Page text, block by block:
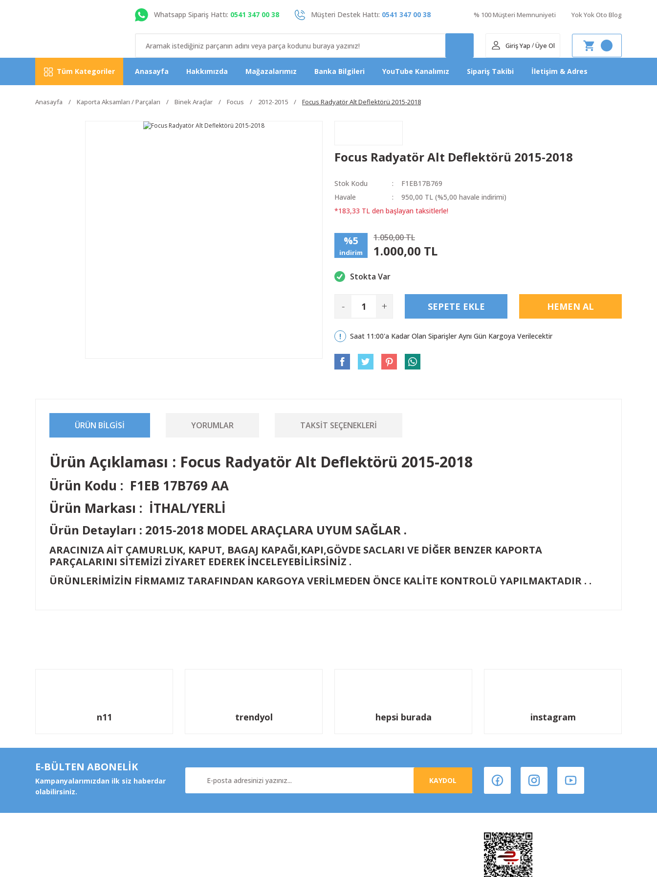
Whatsapp Sipariş Hattı: 0541 347 00 38 Müşteri Destek Hattı: 0541 347 00 38 % 100 Müşteri Memnuniyeti Yok Yok Oto Blog
Giriş Yap /Üye Ol
Tüm Kategoriler Anasayfa Hakkımızda Mağazalarımız Banka Bilgileri YouTube Kanalımız Sipariş Takibi İletişim & Adres
Anasayfa Kaporta Aksamları / Parçaları Binek Araçlar Focus 2012-2015 Focus Radyatör Alt Deflektörü 2015-2018
Focus Radyatör Alt Deflektörü 2015-2018
Stok Kodu
F1EB17B769
Havale
950,00 TL (%5,00 havale indirimi)
*183,33 TL den başlayan taksitlerle!
%5
indirim
1.050,00 TL
1.000,00 TL
Stokta Var
- + SEPETE EKLE HEMEN AL
Saat 11:00'a Kadar Olan Siparişler Aynı Gün Kargoya Verilecektir
ÜRÜN BILGISI YORUMLAR TAKSIT SEÇENEKLERI
Ürün Açıklaması : Focus Radyatör Alt Deflektörü 2015-2018
Ürün Kodu : F1EB 17B769 AA
Ürün Markası : İTHAL/YERLİ
Ürün Detayları : 2015-2018 MODEL ARAÇLARA UYUM SAĞLAR .
ARACINIZA AİT ÇAMURLUK, KAPUT, BAGAJ KAPAĞI,KAPI,GÖVDE SACLARI VE DİĞER BENZER KAPORTA
PARÇALARINI SİTEMİZİ ZİYARET EDEREK İNCELEYEBİLİRSİNİZ .
ÜRÜNLERİMİZİN FİRMAMIZ TARAFINDAN KARGOYA VERİLMEDEN ÖNCE KALİTE KONTROLÜ YAPILMAKTADIR . .
n11 trendyol hepsi burada instagram
E-BÜLTEN ABONELİK
Kampanyalarımızdan ilk siz haberdar
olabilirsiniz.
KAYDOL